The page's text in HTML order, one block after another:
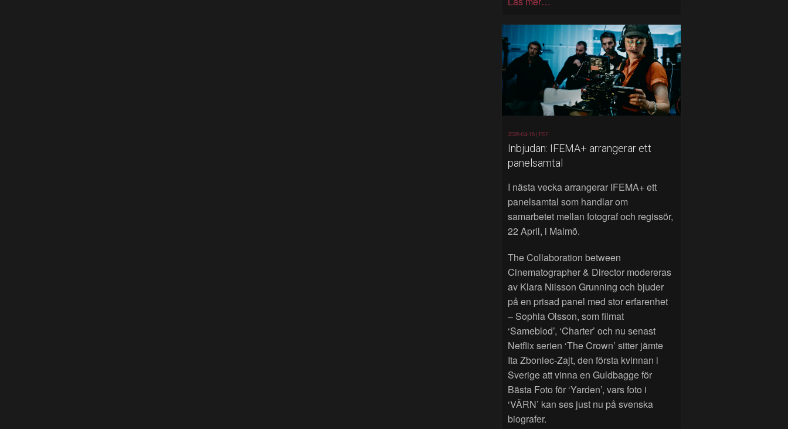
2026-04-16 | FSF
Inbjudan: IFEMA+ arrangerar ett
panelsamtal
I nästa vecka arrangerar IFEMA+ ett
panelsamtal som handlar om
samarbetet mellan fotograf och regissör,
22 April, i Malmö.
The Collaboration between
Cinematographer & Director modereras
av Klara Nilsson Grunning och bjuder
på en prisad panel med stor erfarenhet
– Sophia Olsson, som filmat
‘Sameblod’, ‘Charter’ och nu senast
Netflix serien ‘The Crown’ sitter jämte
Ita Zboniec-Zajt, den första kvinnan i
Sverige att vinna en Guldbagge för
Bästa Foto för ‘Yarden’, vars foto i
‘VÄRN’ kan ses just nu på svenska
biografer.